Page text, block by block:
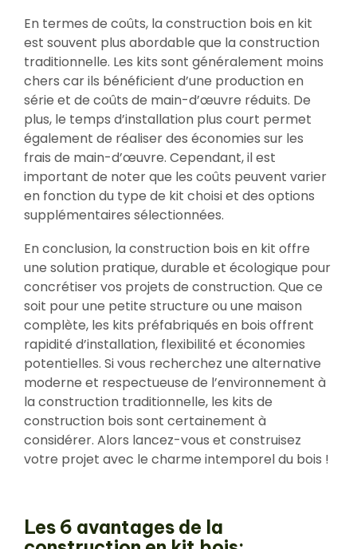
En termes de coûts, la construction bois en kit
est souvent plus abordable que la construction
traditionnelle. Les kits sont généralement moins
chers car ils bénéficient d’une production en
série et de coûts de main-d’œuvre réduits. De
plus, le temps d’installation plus court permet
également de réaliser des économies sur les
frais de main-d’œuvre. Cependant, il est
important de noter que les coûts peuvent varier
en fonction du type de kit choisi et des options
supplémentaires sélectionnées.
En conclusion, la construction bois en kit offre
une solution pratique, durable et écologique pour
concrétiser vos projets de construction. Que ce
soit pour une petite structure ou une maison
complète, les kits préfabriqués en bois offrent
rapidité d’installation, flexibilité et économies
potentielles. Si vous recherchez une alternative
moderne et respectueuse de l’environnement à
la construction traditionnelle, les kits de
construction bois sont certainement à
considérer. Alors lancez-vous et construisez
votre projet avec le charme intemporel du bois !
Les 6 avantages de la